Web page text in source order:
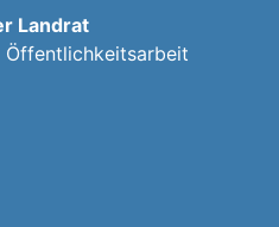
Landrat
Öffentlichkeitsarbeit